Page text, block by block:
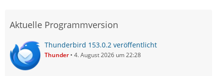
Aktuelle Programmversion
Thunderbird 153.0.2 veröffentlicht
Thunder 4. August 2026 um 22:28